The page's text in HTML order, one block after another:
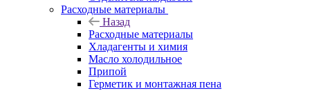
Расходные материалы
Назад
Расходные материалы
Хладагенты и химия
Масло холодильное
Припой
Герметик и монтажная пена